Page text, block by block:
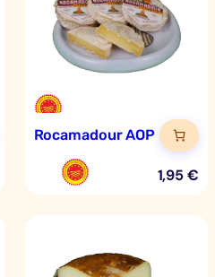
Rocamadour AOP
1,95€